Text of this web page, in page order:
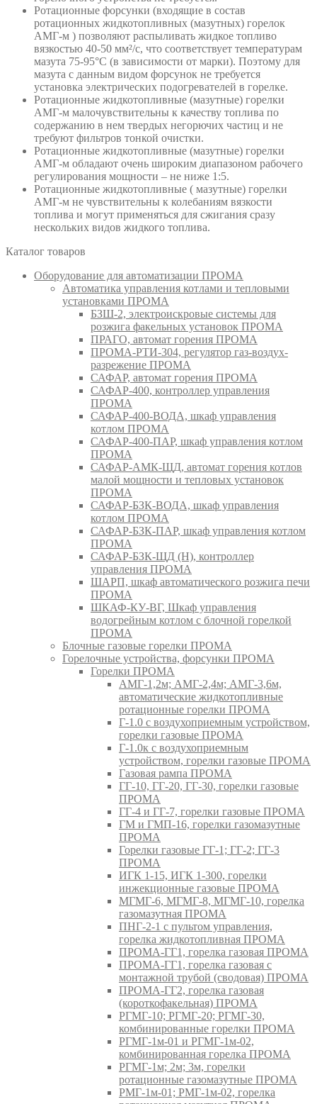
Ротационные форсунки (входящие в состав
ротационных жидкотопливных (мазутных) горелок
АМГ-м ) позволяют распыливать жидкое топливо
вязкостью 40-50 мм²/с, что соответствует температурам
мазута 75-95°С (в зависимости от марки). Поэтому для
мазута с данным видом форсунок не требуется
установка электрических подогревателей в горелке.
Ротационные жидкотопливные (мазутные) горелки
АМГ-м малочувствительны к качеству топлива по
содержанию в нем твердых негорючих частиц и не
требуют фильтров тонкой очистки.
Ротационные жидкотопливные (мазутные) горелки
АМГ-м обладают очень широким диапазоном рабочего
регулирования мощности – не ниже 1:5.
Ротационные жидкотопливные ( мазутные) горелки
АМГ-м не чувствительны к колебаниям вязкости
топлива и могут применяться для сжигания сразу
нескольких видов жидкого топлива.
Каталог товаров
Оборудование для автоматизации ПРОМА
Автоматика управления котлами и тепловыми
установками ПРОМА
БЗШ-2, электроискровые системы для
розжига факельных установок ПРОМА
ПРАГО, автомат горения ПРОМА
ПРОМА-РТИ-304, регулятор газ-воздух-
разрежение ПРОМА
САФАР, автомат горения ПРОМА
САФАР-400, контроллер управления
ПРОМА
САФАР-400-ВОДА, шкаф управления
котлом ПРОМА
САФАР-400-ПАР, шкаф управления котлом
ПРОМА
САФАР-АМК-ЩД, автомат горения котлов
малой мощности и тепловых установок
ПРОМА
САФАР-БЗК-ВОДА, шкаф управления
котлом ПРОМА
САФАР-БЗК-ПАР, шкаф управления котлом
ПРОМА
САФАР-БЗК-ЩД (Н), контроллер
управления ПРОМА
ШАРП, шкаф автоматического розжига печи
ПРОМА
ШКАФ-КУ-ВГ, Шкаф управления
водогрейным котлом с блочной горелкой
ПРОМА
Блочные газовые горелки ПРОМА
Горелочные устройства, форсунки ПРОМА
Горелки ПРОМА
АМГ-1,2м; АМГ-2,4м; АМГ-3,6м,
автоматические жидкотопливные
ротационные горелки ПРОМА
Г-1.0 с воздухоприемным устройством,
горелки газовые ПРОМА
Г-1.0к с воздухоприемным
устройством, горелки газовые ПРОМА
Газовая рампа ПРОМА
ГГ-10, ГГ-20, ГГ-30, горелки газовые
ПРОМА
ГГ-4 и ГГ-7, горелки газовые ПРОМА
ГМ и ГМП-16, горелки газомазутные
ПРОМА
Горелки газовые ГГ-1; ГГ-2; ГГ-3
ПРОМА
ИГК 1-15, ИГК 1-300, горелки
инжекционные газовые ПРОМА
МГМГ-6, МГМГ-8, МГМГ-10, горелка
газомазутная ПРОМА
ПНГ-2-1 с пультом управления,
горелка жидкотопливная ПРОМА
ПРОМА-ГГ1, горелка газовая ПРОМА
ПРОМА-ГГ1, горелка газовая с
монтажной трубой (сводовая) ПРОМА
ПРОМА-ГГ2, горелка газовая
(короткофакельная) ПРОМА
РГМГ-10; РГМГ-20; РГМГ-30,
комбинированные горелки ПРОМА
РГМГ-1м-01 и РГМГ-1м-02,
комбинированная горелка ПРОМА
РГМГ-1м; 2м; 3м, горелки
ротационные газомазутные ПРОМА
РМГ-1м-01; РМГ-1м-02, горелка